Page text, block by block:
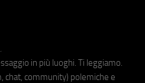
in più luoghi. Ti leggiamo.
chat, community) polemiche e